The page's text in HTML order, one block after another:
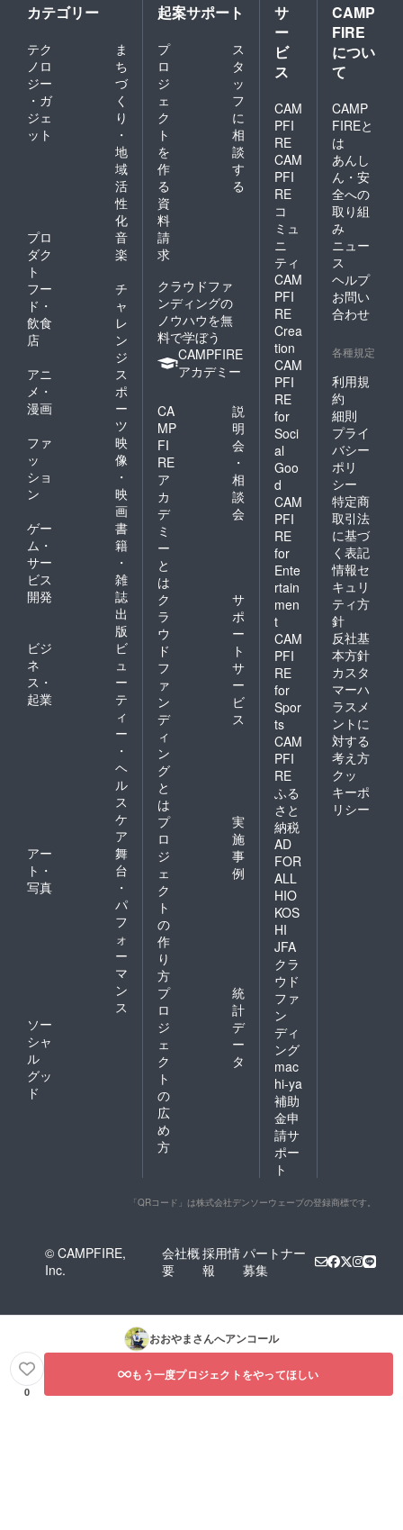
カテゴリー
テク
ノロ
ジー
・ガ
ジェ
ット
ま
ち
づ
く
り
・
地
域
活
性
化
プロ
ダク
ト
音
楽
フー
ド・
飲食
店
チ
ャ
レ
ン
ジ
アニ
メ・
漫画
ス
ポ
ー
ツ
ファ
ッ
ショ
ン
映
像
・
映
画
ゲー
ム・
サー
ビス
開発
書
籍
・
雑
誌
出
版
ビジ
ネ
ス・
起業
ビ
ュ
ー
テ
ィ
ー
・
ヘ
ル
ス
ケ
ア
アー
ト・
写真
舞
台
・
パ
フ
ォ
ー
マ
ン
ス
ソー
シャ
ル
グッ
ド
起案サポート
プ
ロ
ジ
ェ
ク
ト
を
作
る
ス
タ
ッ
フ
に
相
談
す
る
資
料
請
求
クラウドファ
ンディングの
ノウハウを無
料で学ぼう
CAMPFIRE
アカデミー
CA
MP
FI
RE
ア
カ
デ
ミ
ー
と
は
説
明
会
・
相
談
会
ク
ラ
ウ
ド
フ
ァ
ン
デ
ィ
ン
グ
と
は
サ
ポ
ー
ト
サ
ー
ビ
ス
プ
ロ
ジ
ェ
ク
ト
の
作
り
方
実
施
事
例
プ
ロ
ジ
ェ
ク
ト
の
広
め
方
統
計
デ
ー
タ
サ
ー
ビ
ス
CAM
PFI
RE
CAM
PFI
RE
コ
ミュ
ニ
ティ
CAM
PFI
RE
Crea
tion
CAM
PFI
RE
for
Soci
al
Goo
d
CAM
PFI
RE
for
Ente
rtain
men
t
CAM
PFI
RE
for
Spor
ts
CAM
PFI
RE
ふる
さと
納税
AD
FOR
ALL
HIO
KOS
HI
JFA
クラ
ウド
ファ
ン
ディ
ング
mac
hi-ya
補助
金申
請サ
ポー
ト
CAMP
FIRE
につい
て
CAMP
FIREと
は
あんし
ん・安
全への
取り組
み
ニュー
ス
ヘルプ
お問い
合わせ
各種規定
利用規
約
細則
プライ
バシー
ポリ
シー
特定商
取引法
に基づ
く表記
情報セ
キュリ
ティ方
針
反社基
本方針
カスタ
マーハ
ラスメ
ントに
対する
考え方
クッ
キーポ
リシー
「QRコード」は株式会社デンソーウェーブの登録商標です。
© CAMPFIRE,
Inc.
会社概
要
採用情
報
パートナー
募集
おおやまさんへアンコール
0
もう一度プロジェクトをやってほしい